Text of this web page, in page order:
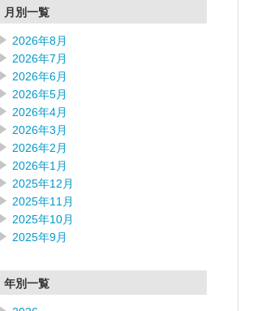
月別一覧
2026年8月
2026年7月
2026年6月
2026年5月
2026年4月
2026年3月
2026年2月
2026年1月
2025年12月
2025年11月
2025年10月
2025年9月
年別一覧